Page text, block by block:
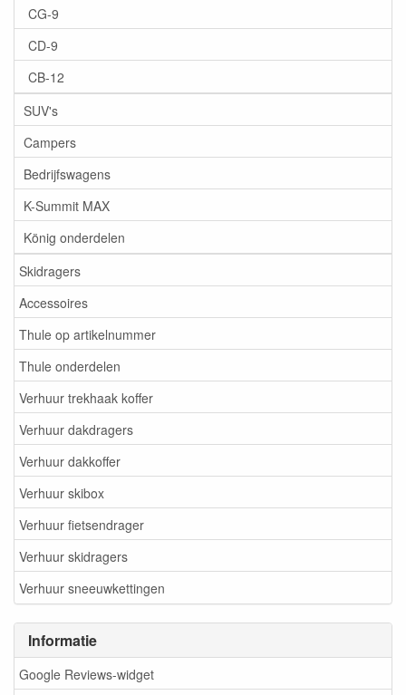
CG-9
CD-9
CB-12
SUV's
Campers
Bedrijfswagens
K-Summit MAX
König onderdelen
Skidragers
Accessoires
Thule op artikelnummer
Thule onderdelen
Verhuur trekhaak koffer
Verhuur dakdragers
Verhuur dakkoffer
Verhuur skibox
Verhuur fietsendrager
Verhuur skidragers
Verhuur sneeuwkettingen
Informatie
Google Reviews-widget